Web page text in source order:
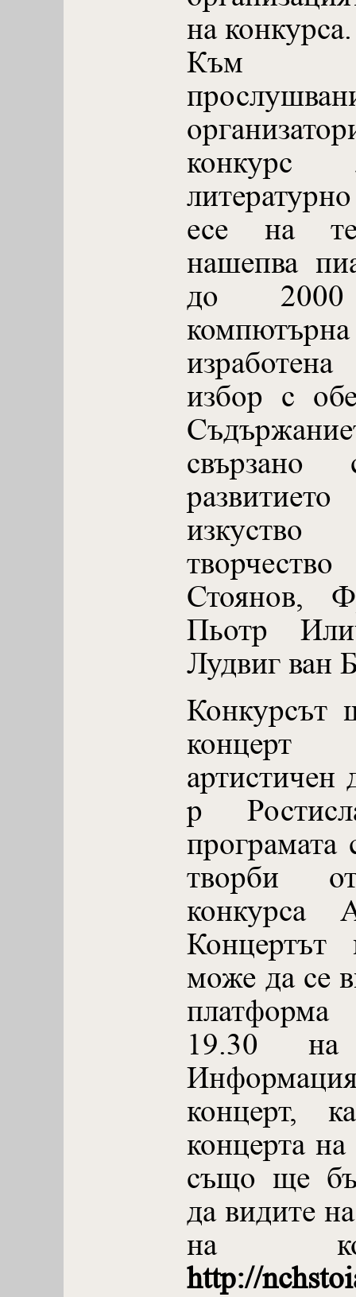
на конкурса.
Към
конкурс
есе на
нашепва
до
избор с
Стоянов,
Пьотр
Лудвиг ван
Конкурсът
артистичен
р
програмата
творби
конкурса
може да се
19.30
концерт,
концерта на
също ще
да видите
на
http://